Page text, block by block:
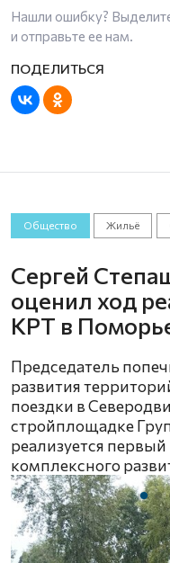
Нашли ошибку?
и отправьте ее нам.
Общество Жильё
Сергей
оценил ход
КРТ в
Председатель
развития
поездки в
стройплощадке
реализуется
комплексного